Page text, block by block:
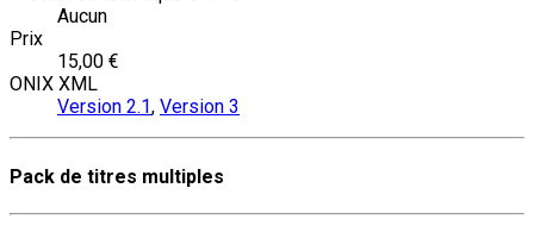
Aucun
Prix
15,00 €
ONIX XML
Version 2.1, Version 3
Pack de titres multiples